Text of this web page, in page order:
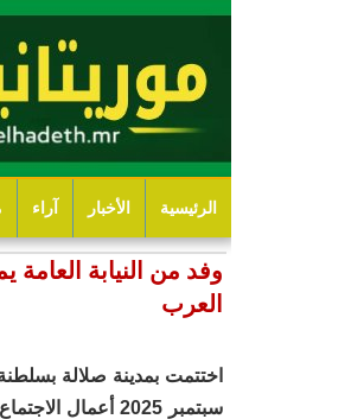
الرئيسية الأخبار آراء
وفد من النيابة العامة
العرب
سبتمبر 2025 أعمال